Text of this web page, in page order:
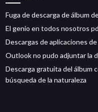
Fuga de descarga de álbum
El genio en todos nosotros
Descargas de aplicaciones
Outlook no pudo adjuntar la
Descarga gratuita del álbum
búsqueda de la naturaleza